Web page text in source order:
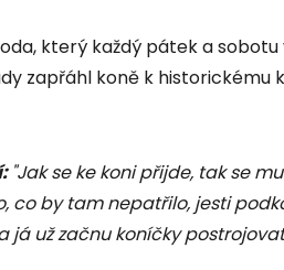
který každý pátek a
zapřáhl koně k historickému
"Jak se ke koni přijde, tak se
co by tam nepatřilo, jesti
já už začnu koníčky